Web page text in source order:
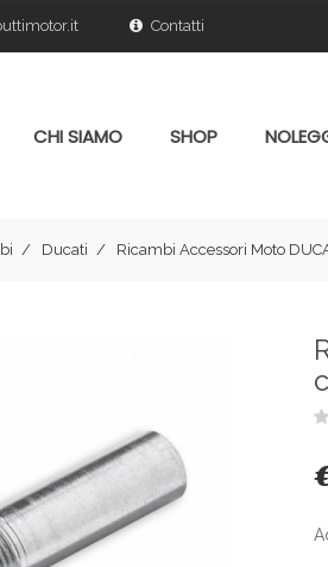
Contatti
CHI SIAMO SHOP
Ducati Ricambi Accessori Moto